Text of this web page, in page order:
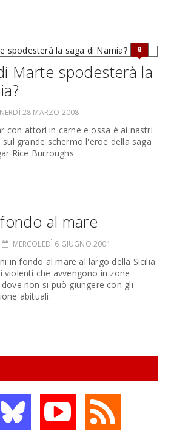
9
Marte spodesterà la
28 MARZO 2008
con attori in carne e ossa è ai nastri
grande schermo l'eroe della saga
Rice Burroughs
al mare
MERCOLEDÌ 6 GIUGNO 2001
in fondo al mare al largo della Sicilia
violenti che avvengono in zone
non si può giungere con gli
abituali.